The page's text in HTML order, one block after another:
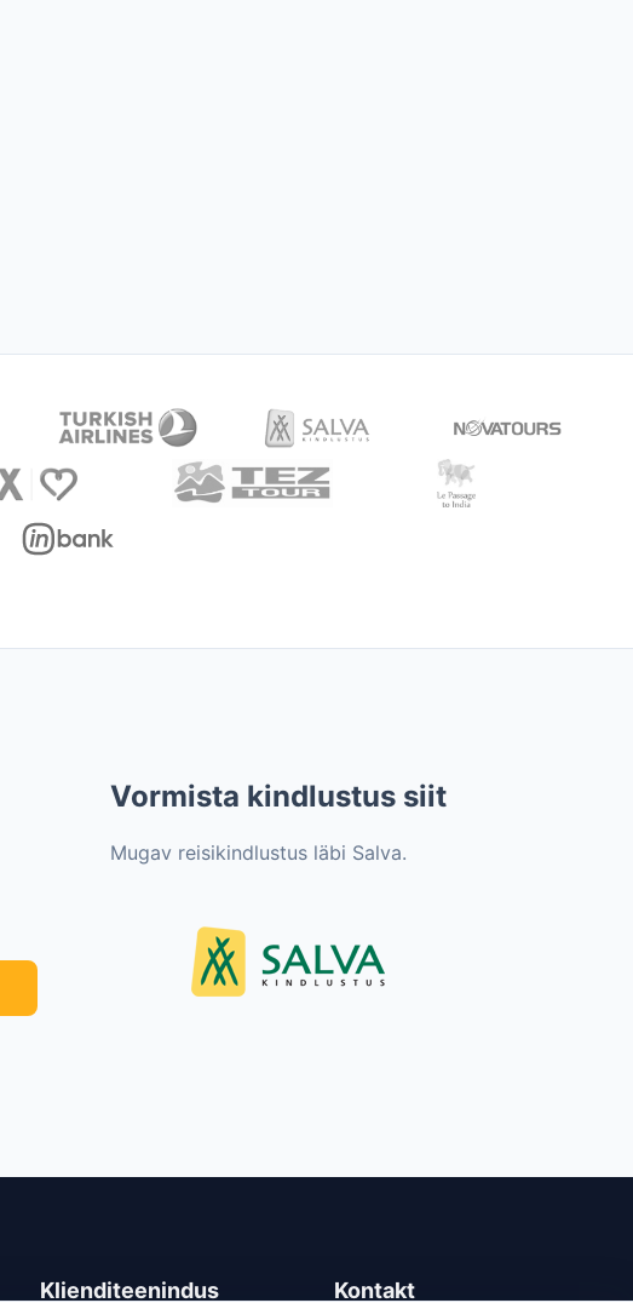
Vormista kindlustus siit
Mugav reisikindlustus läbi Salva.
Klienditeenindus Kontakt